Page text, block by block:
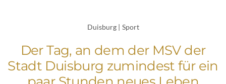
Duisburg | Sport
Der Tag, an dem der MSV der
Stadt Duisburg zumindest für ein